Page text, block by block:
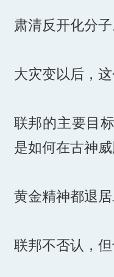
肃清反开化分子
大灾变以后，
联邦的主要目
是如何在古神威
黄金精神都退居
联邦不否认，但